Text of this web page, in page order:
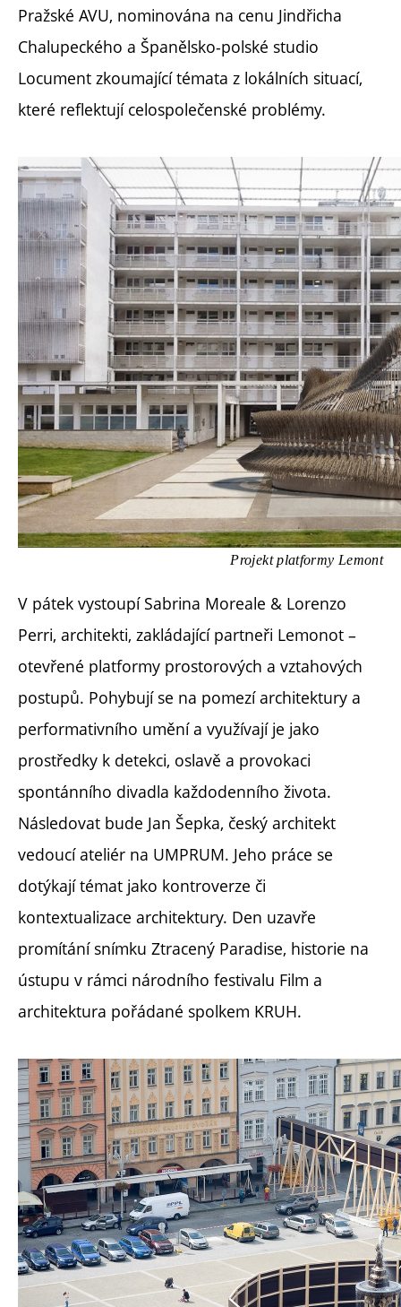
Pražské AVU, nominována na cenu Jindřicha
Chalupeckého a Španělsko-polské studio
Locument zkoumající témata z lokálních situací,
které reflektují celospolečenské problémy.
Projekt platformy Lemont
V pátek vystoupí Sabrina Moreale & Lorenzo
Perri, architekti, zakládající partneři Lemonot –
otevřené platformy prostorových a vztahových
postupů. Pohybují se na pomezí architektury a
performativního umění a využívají je jako
prostředky k detekci, oslavě a provokaci
spontánního divadla každodenního života.
Následovat bude Jan Šepka, český architekt
vedoucí ateliér na UMPRUM. Jeho práce se
dotýkají témat jako kontroverze či
kontextualizace architektury. Den uzavře
promítání snímku Ztracený Paradise, historie na
ústupu v rámci národního festivalu Film a
architektura pořádané spolkem KRUH.